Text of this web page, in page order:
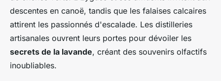
descentes en canoë, tandis que les falaises calcaires
attirent les passionnés d'escalade. Les distilleries
artisanales ouvrent leurs portes pour dévoiler les
secrets de la lavande, créant des souvenirs olfactifs
inoubliables.